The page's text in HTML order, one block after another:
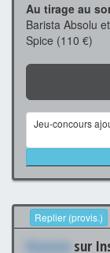
Au tirage au
Barista Absolu
Spice (110 €)
Jeu-concours
Replier (provis.)
Xxxxxxx sur